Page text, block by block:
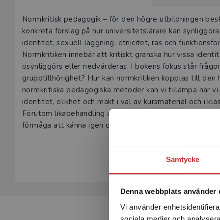
Samtycke
Denna webbplats använder
Vi använder
Beskrivning
Normkritisk pedagogik – för den högre utbildningen
konkreta förslag på hur universitetslärare kan
identitet, sexuell läggning, etnicitet, ras och
Normkritiken innebär att kritiskt granska hur vissa
osynliggörs eller nedvärderas. I bokens fokus står
grupptillhörighet? Hur kan normkritiken kopplas till
normkritiska pedagogiska metoder kan vi tillämpa när
identitet, olikhet och makt i val av kursmaterial och i
Förutom likabehandling av studenter, lyfter boken
förmåga att känna igen och motverka ojämlika normer.
förvärvade akademiska kunskaper med större omsorg
Normkritisk pedagogik – för den högre utbildningen
användas av lärare och skolledare inom andra
Visa hela